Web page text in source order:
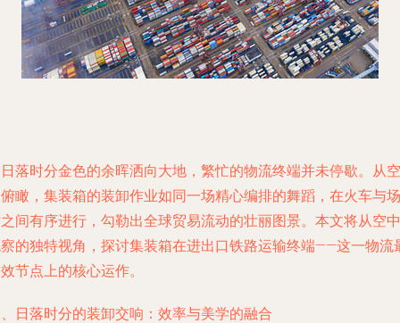
落时分金色的余晖洒向大地，繁忙的物流终端并未停歇。从空
瞰，集装箱的装卸作业如同一场精心编排的舞蹈，在火车与场
间有序进行，勾勒出全球贸易流动的壮丽图景。本文将从空中
的独特视角，探讨集装箱在进出口铁路运输终端——这一物流
节点上的核心运作。
日落时分的装卸交响：效率与美学的融合